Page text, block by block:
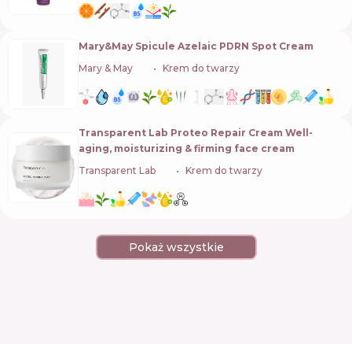
Mary&May Spicule Azelaic PDRN Spot Cream
Mary & May
Krem do twarzy
Transparent Lab Proteo Repair Cream Well-
aging, moisturizing & firming face cream
Transparent Lab
Krem do twarzy
Pokaż wszystkie